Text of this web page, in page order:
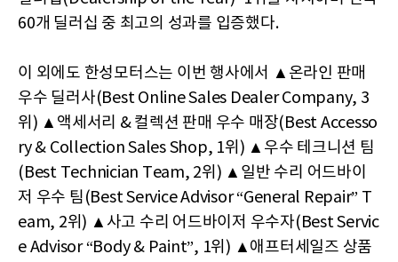
60개 딜러십 중 최고의 성과를 입증했다.
이 외에도 한성모터스는 이번 행사에서 ▲온라인 판매
우수 딜러사(Best Online Sales Dealer Company, 3
위) ▲액세서리 & 컬렉션 판매 우수 매장(Best Accesso
ry & Collection Sales Shop, 1위) ▲우수 테크니션 팀
(Best Technician Team, 2위) ▲일반 수리 어드바이
저 우수 팀(Best Service Advisor “General Repair” T
eam, 2위) ▲사고 수리 어드바이저 우수자(Best Servic
e Advisor “Body & Paint”, 1위) ▲애프터세일즈 상품